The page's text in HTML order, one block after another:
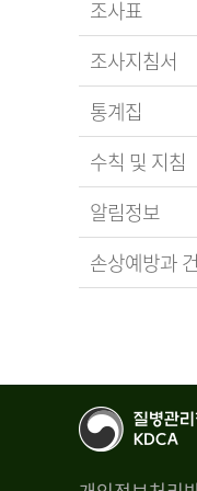
조사표
조사지침서
통계집
수칙 및 지침
알림정보
손상예방과